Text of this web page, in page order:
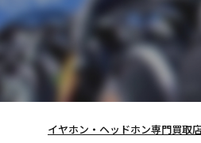
イヤホン・ヘッドホン専門買取